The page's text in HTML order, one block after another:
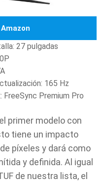
27 pulgadas
165 Hz
FreeSync Premium Pro
primer modelo con
tiene un impacto
píxeles y dará como
y definida. Al igual
de nuestra lista, el